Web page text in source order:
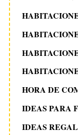
HORA DE
IDEAS PARA
IDEAS